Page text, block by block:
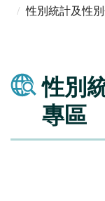
性別統計及性
性別
專區